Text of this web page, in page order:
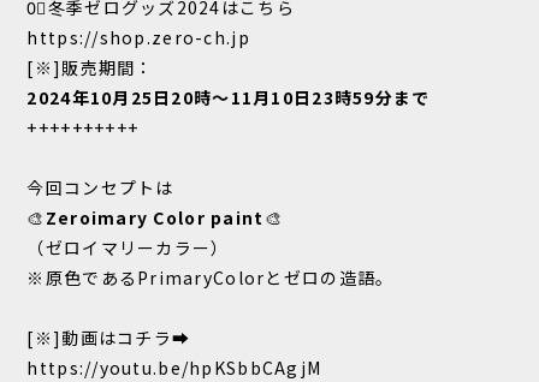
0⃣冬季ゼログッズ2024はこちら
https://shop.zero-ch.jp
[※]販売期間：
2024年10月25日20時～11月10日23時59分まで
++++++++++
今回コンセプトは
🎨 Zeroimary Color paint🎨
（ゼロイマリーカラー）
※原色であるPrimaryColorとゼロの造語。
[※]動画はコチラ➡
https://youtu.be/hpKSbbCAgjM